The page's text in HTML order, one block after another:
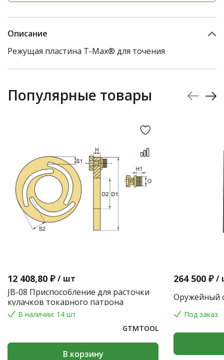
Описание
Режущая пластина T-Max® для точения
Популярные товары
12 408,80 ₽ / шт
JB-08 Приспособление для расточки
кулачков токарного патрона
В наличии: 14 шт
GTMTOOL
В корзину
264 500 ₽ /
Оружейный
Под заказ